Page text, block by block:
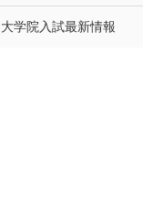
大学院入試最新情報